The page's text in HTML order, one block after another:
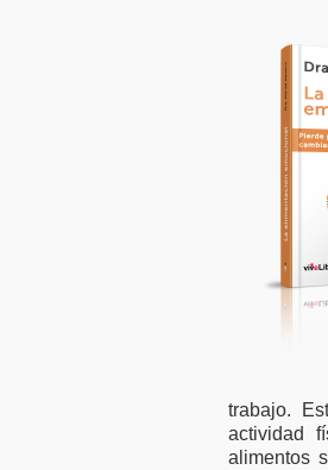
trabajo.
actividad
alimentos